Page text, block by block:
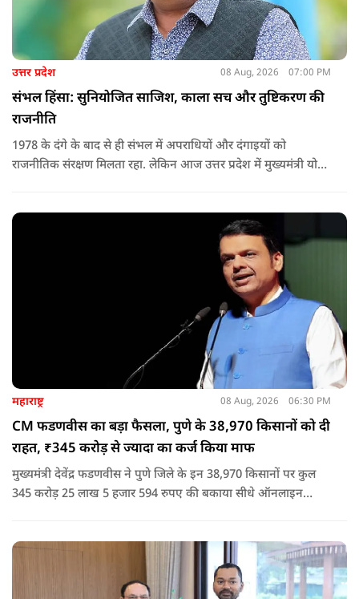
उत्तर प्रदेश 08 Aug, 2026 07:00 PM
संभल हिंसा: सुनियोजित साजिश, काला सच और तुष्टिकरण की
राजनीति
1978 के दंगे के बाद से ही संभल में अपराधियों और दंगाइयों को
राजनीतिक संरक्षण मिलता रहा. लेकिन आज उत्तर प्रदेश में मुख्यमंत्री योगी
नेता या सांसद क्यों न हो, यदि वह राज्य की शांति और सुरक्षा से खिलवाड़
महाराष्ट्र 08 Aug, 2026 06:30 PM
CM फडणवीस का बड़ा फैसला, पुणे के 38,970 किसानों को दी
राहत, ₹345 करोड़ से ज्यादा का कर्ज किया माफ
मुख्यमंत्री देवेंद्र फडणवीस ने पुणे जिले के इन 38,970 किसानों पर कुल
345 करोड़ 25 लाख 5 हजार 594 रुपए की बकाया सीधे ऑनलाइन